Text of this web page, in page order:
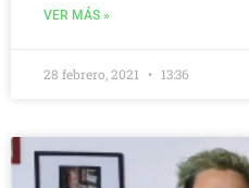
VER MÁS »
28 febrero, 2021 13:36